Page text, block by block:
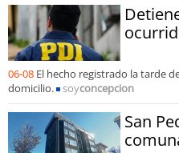
06-08 El hecho registrado la tarde
domicilio.
soyconcepcion
San